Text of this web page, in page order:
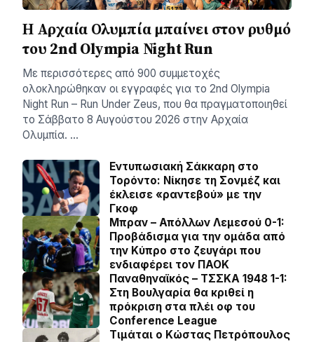
Η Αρχαία Ολυμπία μπαίνει στον ρυθμό
του 2nd Olympia Night Run
Με περισσότερες από 900 συμμετοχές
ολοκληρώθηκαν οι εγγραφές για το 2nd Olympia
Night Run – Run Under Zeus, που θα πραγματοποιηθεί
το Σάββατο 8 Αυγούστου 2026 στην Αρχαία
Ολυμπία. …
Εντυπωσιακή Σάκκαρη στο
Τορόντο: Νίκησε τη Σονμέζ και
έκλεισε «ραντεβού» με την
Γκοφ
Μπραν – Απόλλων Λεμεσού 0-1:
Προβάδισμα για την ομάδα από
την Κύπρο στο ζευγάρι που
ενδιαφέρει τον ΠΑΟΚ
Παναθηναϊκός – ΤΣΣΚΑ 1948 1-1:
Στη Βουλγαρία θα κριθεί η
πρόκριση στα πλέι οφ του
Conference League
Τιμάται ο Κώστας Πετρόπουλος